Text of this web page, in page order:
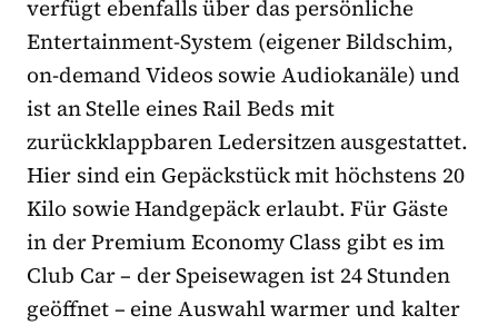
verfügt ebenfalls über das persönliche
Entertainment-System (eigener Bildschim,
on-demand Videos sowie Audiokanäle) und
ist an Stelle eines Rail Beds mit
zurückklappbaren Ledersitzen ausgestattet.
Hier sind ein Gepäckstück mit höchstens 20
Kilo sowie Handgepäck erlaubt. Für Gäste
in der Premium Economy Class gibt es im
Club Car – der Speisewagen ist 24 Stunden
geöffnet – eine Auswahl warmer und kalter